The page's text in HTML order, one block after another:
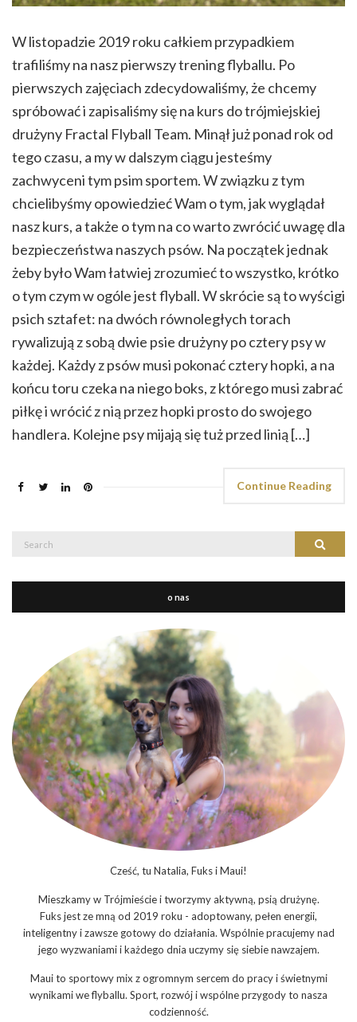
W listopadzie 2019 roku całkiem przypadkiem
trafiliśmy na nasz pierwszy trening flyballu. Po
pierwszych zajęciach zdecydowaliśmy, że chcemy
spróbować i zapisaliśmy się na kurs do trójmiejskiej
drużyny Fractal Flyball Team. Minął już ponad rok od
tego czasu, a my w dalszym ciągu jesteśmy
zachwyceni tym psim sportem. W związku z tym
chcielibyśmy opowiedzieć Wam o tym, jak wyglądał
nasz kurs, a także o tym na co warto zwrócić uwagę dla
bezpieczeństwa naszych psów. Na początek jednak
żeby było Wam łatwiej zrozumieć to wszystko, krótko
o tym czym w ogóle jest flyball. W skrócie są to wyścigi
psich sztafet: na dwóch równoległych torach
rywalizują z sobą dwie psie drużyny po cztery psy w
każdej. Każdy z psów musi pokonać cztery hopki, a na
końcu toru czeka na niego boks, z którego musi zabrać
piłkę i wrócić z nią przez hopki prosto do swojego
handlera. Kolejne psy mijają się tuż przed linią […]
Continue Reading
Search
Search
o nas
Cześć, tu Natalia, Fuks i Maui!
Mieszkamy w Trójmieście i tworzymy aktywną, psią drużynę.
Fuks jest ze mną od 2019 roku - adoptowany, pełen energii,
inteligentny i zawsze gotowy do działania. Wspólnie pracujemy nad
jego wyzwaniami i każdego dnia uczymy się siebie nawzajem.
Maui to sportowy mix z ogromnym sercem do pracy i świetnymi
wynikami we flyballu. Sport, rozwój i wspólne przygody to nasza
codzienność.